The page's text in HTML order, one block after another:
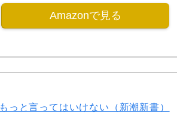
Amazonで見る
もっと言ってはいけない（新潮新書）